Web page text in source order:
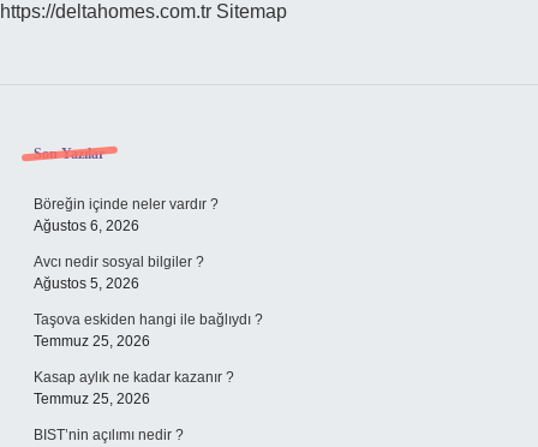
Hakkımızda
https://deltahomes.com.tr Sitemap
Sidebar
Son Yazılar
Böreğin içinde neler vardır ?
Ağustos 6, 2026
Avcı nedir sosyal bilgiler ?
Ağustos 5, 2026
Taşova eskiden hangi ile bağlıydı ?
Temmuz 25, 2026
Kasap aylık ne kadar kazanır ?
Temmuz 25, 2026
BIST’nin açılımı nedir ?